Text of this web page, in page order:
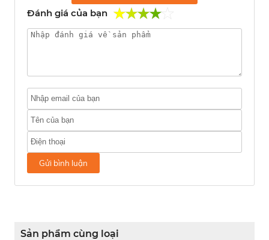
Đánh giá của bạn
Gửi bình luận
Sản phẩm cùng loại